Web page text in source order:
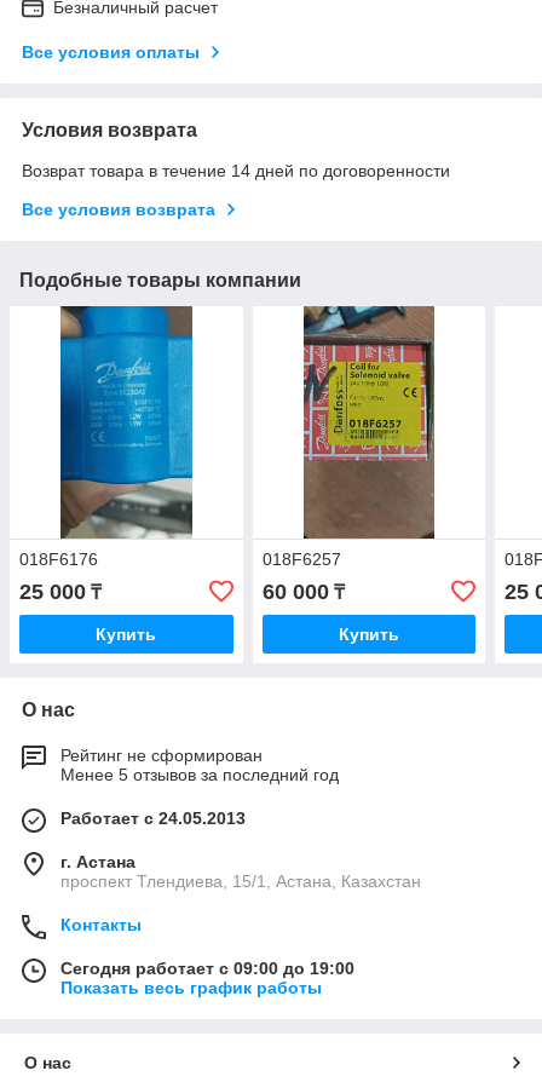
Безналичный расчет
Все условия оплаты
Условия возврата
Возврат товара в течение 14 дней по договоренности
Все условия возврата
Подобные товары компании
018F6176
25 000 ₸
Купить
018F6257
60 000₸
Купить
25
О нас
Рейтинг не сформирован
Менее 5 отзывов за последний год
Работает с 24.05.2013
г. Астана
проспект Тлендиева, 15/1, Астана, Казахстан
Контакты
Сегодня работает с 09:00 до 19:00
Показать весь график работы
О нас